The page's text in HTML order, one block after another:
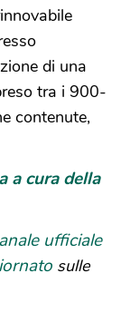
di una
tra i 900-
contenute,
a cura della
ufficiale
sulle